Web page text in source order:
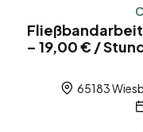
– 19,00 € /
65183